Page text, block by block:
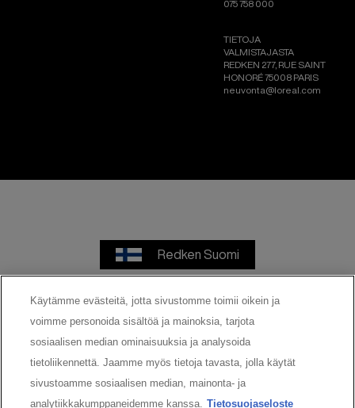
075 758 000
TIETOJA
VALMISTAJASTA
REDKEN 277, RUE SAINT
HONORÉ 75008 PARIS
neuvonta@loreal.com
Redken Suomi
Käyttöehdot Tietosuojaseloste
Cookie Settings
Käytämme evästeitä, jotta sivustomme toimii oikein ja
voimme personoida sisältöä ja mainoksia, tarjota
sosiaalisen median ominaisuuksia ja analysoida
tietoliikennettä. Jaamme myös tietoja tavasta, jolla käytät
sivustoamme sosiaalisen median, mainonta- ja
analytiikkakumppaneidemme kanssa. Tietosuojaseloste